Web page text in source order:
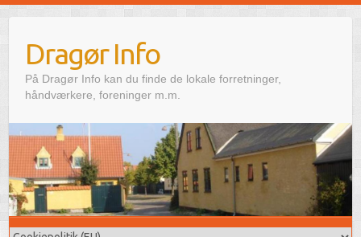
Dragør Info
På Dragør Info kan du finde de lokale forretninger,
håndværkere, foreninger m.m.